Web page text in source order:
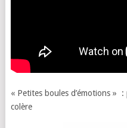
« Petites boules d’émotions »
colère